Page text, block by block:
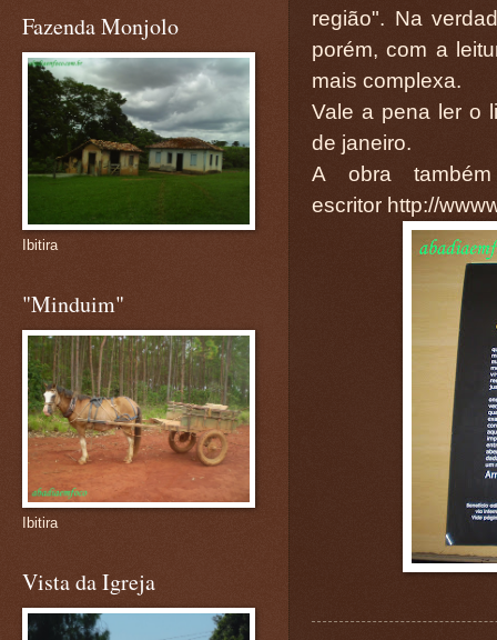
região". Na
porém, com a
mais complexa.
Vale a pena ler o
de janeiro.
A obra
escritor http://
Fazenda Monjolo
Ibitira
"Minduim"
Ibitira
Vista da Igreja